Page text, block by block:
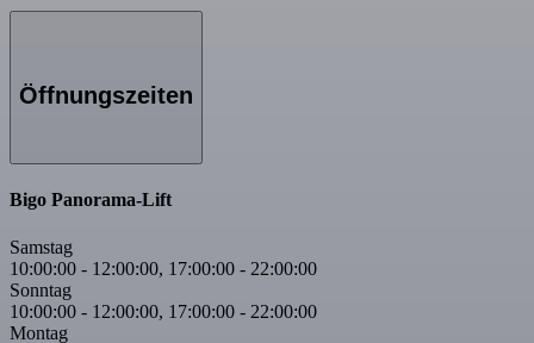
Öffnungszeiten
Bigo Panorama-Lift
Samstag
10:00:00 - 12:00:00, 17:00:00 - 22:00:00
Sonntag
10:00:00 - 12:00:00, 17:00:00 - 22:00:00
Montag